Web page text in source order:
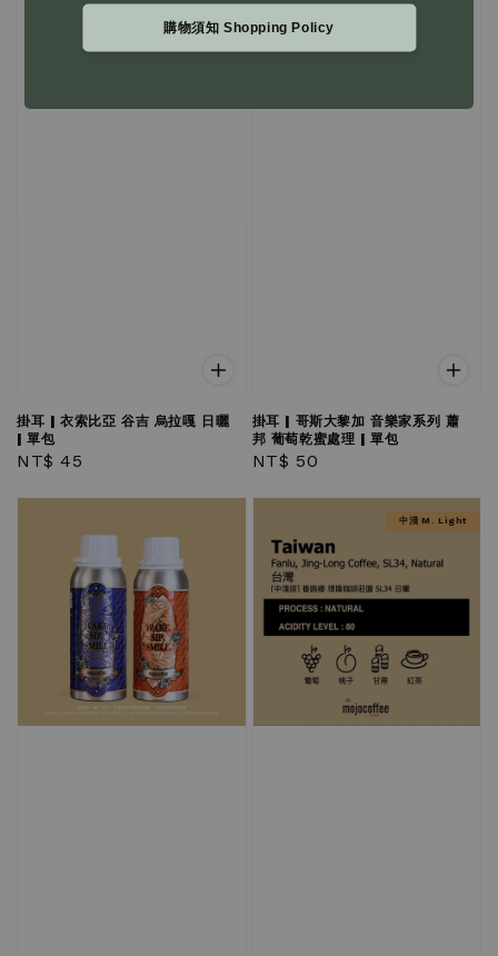
購物須知 Shopping Policy
掛耳 | 衣索比亞 谷吉 烏拉嘎 日曬
| 單包
Regular
NT$ 45
掛耳 | 哥斯大黎加 音樂家系列 蕭
邦 葡萄乾蜜處理 | 單包
Regular
NT$ 50
中淺 M. Light